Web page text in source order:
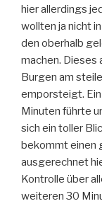
hier allerdings
wollten ja nicht
den oberhalb
machen. Dieses
Burgen am
emporsteigt.
Minuten führte
sich ein toller
bekommt einen
ausgerechnet
Kontrolle über
weiteren 30